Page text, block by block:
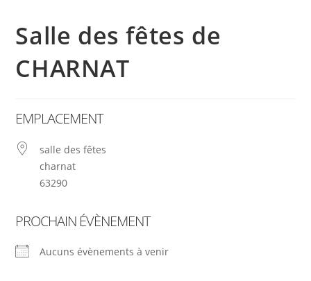
Salle des fêtes de
CHARNAT
EMPLACEMENT
salle des fêtes
charnat
63290
PROCHAIN ÉVÈNEMENT
Aucuns évènements à venir